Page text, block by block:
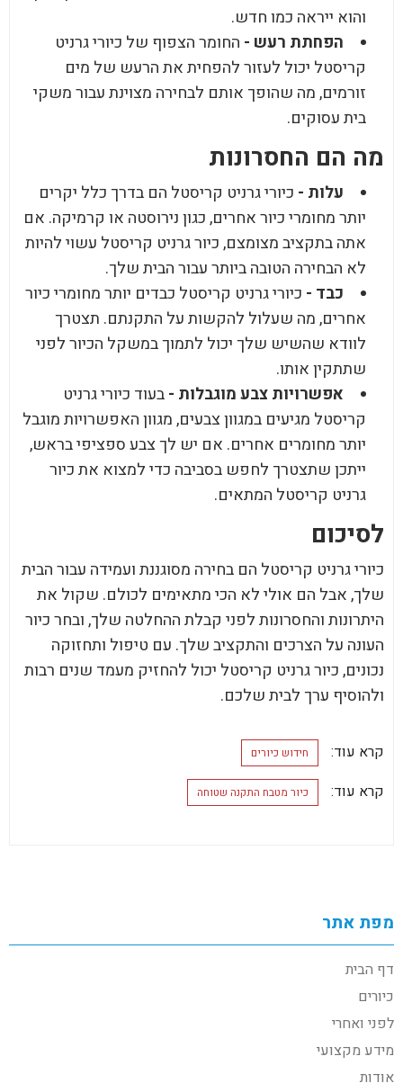
והוא ייראה כמו חדש.
הפחתת רעש - החומר הצפוף של כיורי גרניט
קריסטל יכול לעזור להפחית את הרעש של מים
זורמים, מה שהופך אותם לבחירה מצוינת עבור משקי
בית עסוקים.
מה הם החסרונות
עלות - כיורי גרניט קריסטל הם בדרך כלל יקרים
יותר מחומרי כיור אחרים, כגון נירוסטה או קרמיקה. אם
אתה בתקציב מצומצם, כיור גרניט קריסטל עשוי להיות
לא הבחירה הטובה ביותר עבור הבית שלך.
כבד - כיורי גרניט קריסטל כבדים יותר מחומרי כיור
אחרים, מה שעלול להקשות על התקנתם. תצטרך
לוודא שהשיש שלך יכול לתמוך במשקל הכיור לפני
שתתקין אותו.
אפשרויות צבע מוגבלות -בעוד כיורי גרניט
קריסטל מגיעים במגוון צבעים, מגוון האפשרויות מוגבל
יותר מחומרים אחרים. אם יש לך צבע ספציפי בראש,
ייתכן שתצטרך לחפש בסביבה כדי למצוא את כיור
גרניט קריסטל המתאים.
לסיכום
כיורי גרניט קריסטל הם בחירה מסוגננת ועמידה עבור הבית
שלך, אבל הם אולי לא הכי מתאימים לכולם. שקול את
היתרונות והחסרונות לפני קבלת ההחלטה שלך, ובחר כיור
העונה על הצרכים והתקציב שלך. עם טיפול ותחזוקה
נכונים, כיור גרניט קריסטל יכול להחזיק מעמד שנים רבות
ולהוסיף ערך לבית שלכם.
קרא עוד: חידוש כיורים
קרא עוד: כיור מטבח התקנה שטוחה
מפת אתר
דף הבית
כיורים
לפני ואחרי
מידע מקצועי
אודות